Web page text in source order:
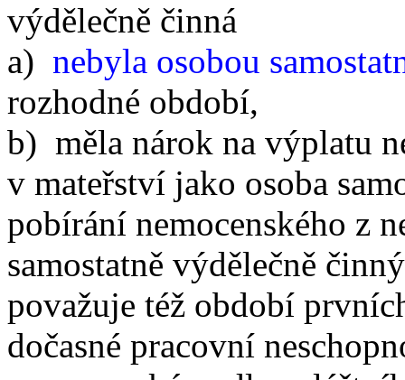
výdělečně činná
a) nebyla osobou
rozhodné období,
b) měla nárok na výplatu
v mateřství jako osoba
pobírání nemocenského z
samostatně výdělečně
považuje též období
dočasné pracovní